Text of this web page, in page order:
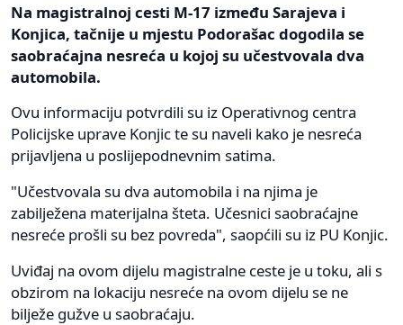
Na magistralnoj cesti M-17 između Sarajeva i
Konjica, tačnije u mjestu Podorašac dogodila se
saobraćajna nesreća u kojoj su učestvovala dva
automobila.
Ovu informaciju potvrdili su iz Operativnog centra
Policijske uprave Konjic te su naveli kako je nesreća
prijavljena u poslijepodnevnim satima.
"Učestvovala su dva automobila i na njima je
zabilježena materijalna šteta. Učesnici saobraćajne
nesreće prošli su bez povreda", saopćili su iz PU Konjic.
Uviđaj na ovom dijelu magistralne ceste je u toku, ali s
obzirom na lokaciju nesreće na ovom dijelu se ne
bilježe gužve u saobraćaju.